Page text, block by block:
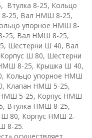
8-25, Кольцо
25, Вал НМШ 8-25,
упорное НМШ 8-
25, Вал НМШ 8-25,
Шестерни Ш 40, Вал
Ш 80, Шестерни
8-25, Крышка Ш 40,
Кольцо упорное НМШ
Клапан НМШ 5-25,
5-25, Корпус НМШ
Втулка НМШ 8-25,
80, Корпус НМШ 2-
8-25.